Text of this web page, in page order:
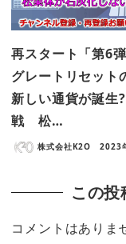
再スタート「第6
グレートリセット
新しい通貨が誕生
戦 松…
株式会社K2O 2023
この
コメントはありま